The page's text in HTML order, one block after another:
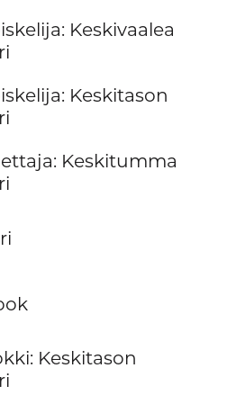
Keskivaalea
Keskitason
Keskitumma
Keskitason